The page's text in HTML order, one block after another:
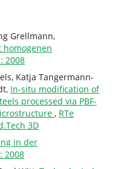
Grellmann,
homogenen
2008
Katja Tangermann-
In-situ modification of
processed via PBF-
, RTe
3D
in der
2008